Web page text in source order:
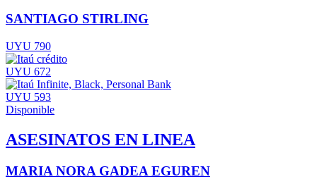
SANTIAGO STIRLING
UYU 790
UYU 672
UYU 593
Disponible
ASESINATOS EN LINEA
MARIA NORA GADEA EGUREN